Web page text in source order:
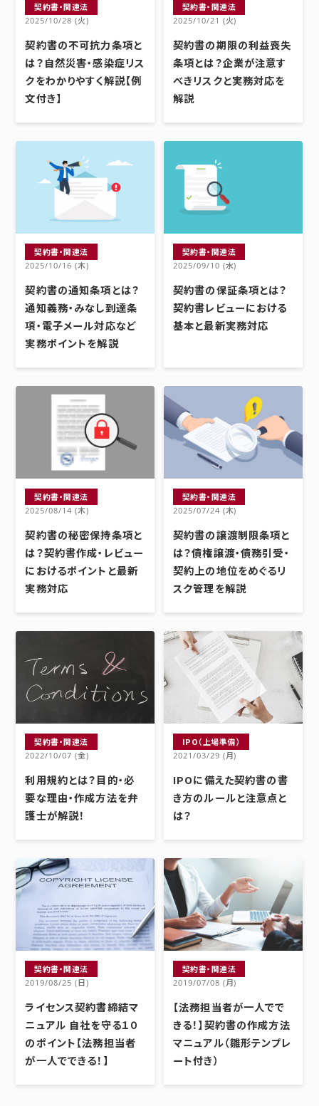
契約書・関連法
2025/10/28 (火)
契約書の不可抗力条項と
は？自然災害・感染症リス
クをわかりやすく解説【例
文付き】
契約書・関連法
2025/10/21 (火)
契約書の期限の利益喪失
条項とは？企業が注意す
べきリスクと実務対応を
解説
契約書・関連法
2025/10/16 (木)
契約書の通知条項とは？
通知義務・みなし到達条
項・電子メール対応など
実務ポイントを解説
契約書・関連法
2025/09/10 (水)
契約書の保証条項とは？
契約書レビューにおける
基本と最新実務対応
契約書・関連法
2025/08/14 (木)
契約書の秘密保持条項と
は？契約書作成・レビュー
におけるポイントと最新
実務対応
契約書・関連法
2025/07/24 (木)
契約書の譲渡制限条項と
は？債権譲渡・債務引受・
契約上の地位をめぐるリ
スク管理を解説
契約書・関連法
2022/10/07 (金)
利用規約とは？目的・必
要な理由・作成方法を弁
護士が解説！
IPO（上場準備）
2021/03/29 (月)
IPOに備えた契約書の書
き方のルールと注意点と
は？
契約書・関連法
2019/08/25 (日)
ライセンス契約書締結マ
ニュアル 自社を守る１０
のポイント【法務担当者
が一人でできる！】
契約書・関連法
2019/07/08 (月)
【法務担当者が一人でで
きる！】契約書の作成方法
マニュアル（雛形テンプレ
ート付き）